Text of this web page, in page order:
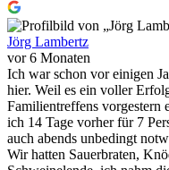
Jörg Lambertz
vor 6 Monaten
Ich war schon vor einigen
hier. Weil es ein voller
Familientreffens vorgestern
ich 14 Tage vorher für 7
auch abends unbedingt
Wir hatten Sauerbraten,